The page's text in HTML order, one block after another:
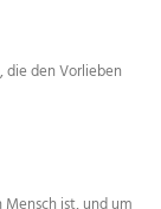
die den Vorlieben